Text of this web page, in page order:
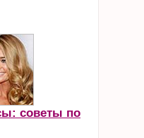
советы по